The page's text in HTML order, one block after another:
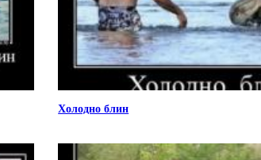
Холодно блин